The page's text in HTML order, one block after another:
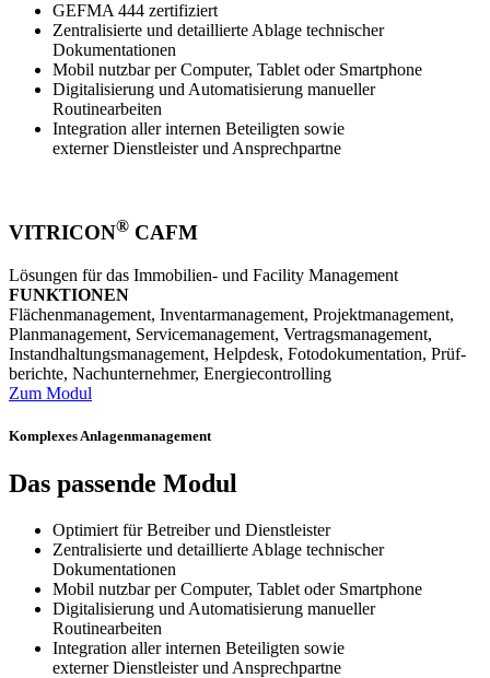
GEFMA 444 zertifiziert
Zentralisierte und detaillierte Ablage technischer
Dokumentationen
Mobil nutzbar per Computer, Tablet oder Smartphone
Digitalisierung und Automatisierung manueller
Routinearbeiten
Integration aller internen Beteiligten sowie
externer Dienstleister und Ansprechpartne
VITRICON® CAFM
Lösungen für das Immobilien- und Facility Management
FUNKTIONEN
Flächen­­manage­ment, Inventar­­manage­ment, Projekt­­manage­ment,
Plan­­manage­ment, Service­­manage­ment, Vertrags­­manage­ment,
Instand­­haltungs­­manage­ment, Help­desk, Foto­­dokumen­tation, Prüf­­
berichte, Nach­­unternehmer, Energie­­controlling
Zum Modul
Komplexes Anlagenmanagement
Das passende Modul
Optimiert für Betreiber und Dienstleister
Zentralisierte und detaillierte Ablage technischer
Dokumentationen
Mobil nutzbar per Computer, Tablet oder Smartphone
Digitalisierung und Automatisierung manueller
Routinearbeiten
Integration aller internen Beteiligten sowie
externer Dienstleister und Ansprechpartne